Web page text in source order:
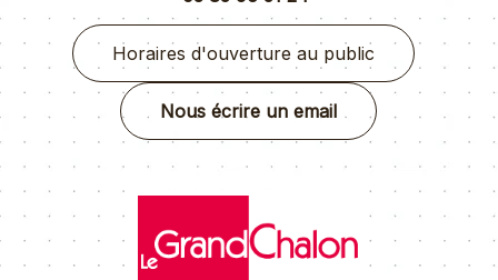
Horaires d'ouverture au public
Nous écrire un email